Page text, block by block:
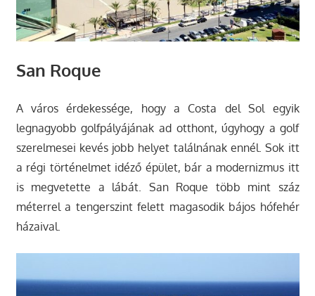
San Roque
A város érdekessége, hogy a Costa del Sol egyik
legnagyobb golfpályájának ad otthont, úgyhogy a golf
szerelmesei kevés jobb helyet találnának ennél. Sok itt
a régi történelmet idéző épület, bár a modernizmus itt
is megvetette a lábát. San Roque több mint száz
méterrel a tengerszint felett magasodik bájos hófehér
házaival.